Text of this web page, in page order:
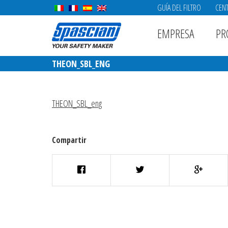
GUÍA DEL FILTRO
EMPRESA
THEON_SBL_ENG
THEON_SBL_eng
Compartir